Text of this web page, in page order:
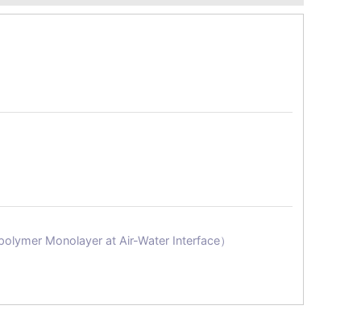
Monolayer at Air-Water Interface）